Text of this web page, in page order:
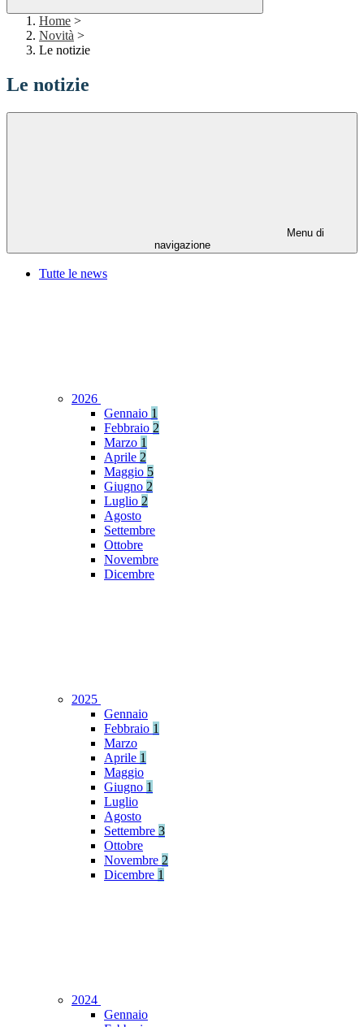
Home >
Novità >
Le notizie
Le notizie
Menu di
navigazione
Tutte le news
2026
Gennaio 1
Febbraio 2
Marzo 1
Aprile 2
Maggio 5
Giugno 2
Luglio 2
Agosto
Settembre
Ottobre
Novembre
Dicembre
2025
Gennaio
Febbraio 1
Marzo
Aprile 1
Maggio
Giugno 1
Luglio
Agosto
Settembre 3
Ottobre
Novembre 2
Dicembre 1
2024
Gennaio